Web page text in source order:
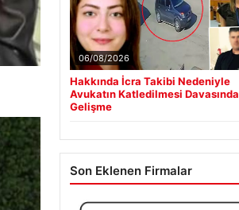
06/08/2026
Hakkında İcra Takibi Nedeniyle
Avukatın Katledilmesi Davasında
Gelişme
Son Eklenen Firmalar